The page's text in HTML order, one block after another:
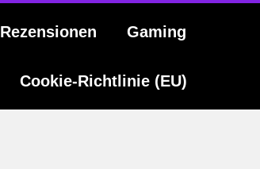
Rezensionen Gaming
Cookie-Richtlinie (EU)